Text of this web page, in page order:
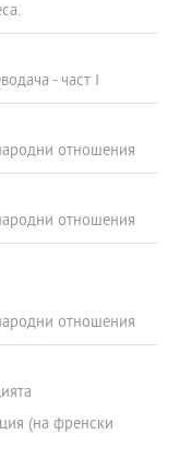
- част I
отношения
отношения
отношения
(на френски